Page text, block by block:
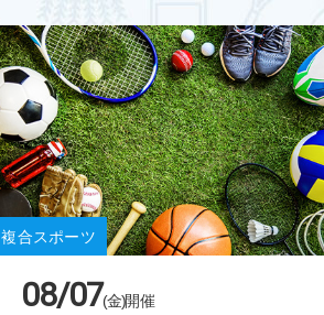
複合スポーツ
08/07(金)開催